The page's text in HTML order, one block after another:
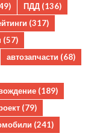
ПДД (136)
(317)
(57)
автозапчасти (68)
(189)
(79)
(241)